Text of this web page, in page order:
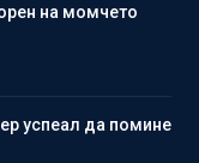
на момчето
успеал да помине